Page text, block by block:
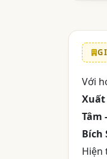
Với
Xuất
Tâm
Bích
Hiện